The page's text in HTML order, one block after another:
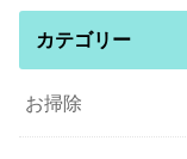
カテゴリー
お掃除